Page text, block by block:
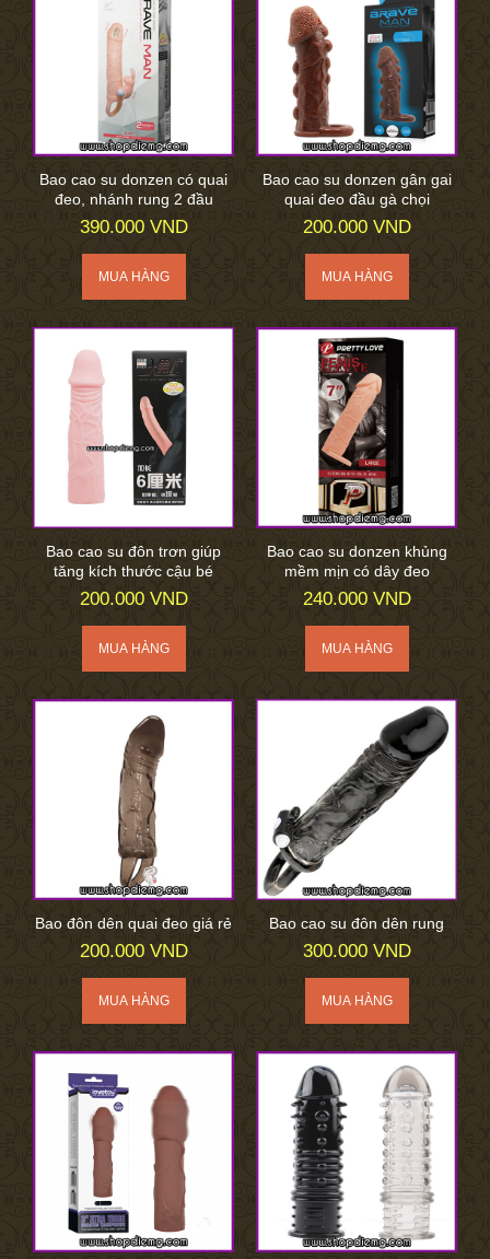
Bao cao su donzen có quai
đeo, nhánh rung 2 đầu
390.000 VND
Bao cao su donzen gân gai
quai đeo đầu gà chọi
200.000 VND
Bao cao su đôn trơn giúp
tăng kích thước cậu bé
200.000 VND
Bao cao su donzen khủng
mềm mịn có dây đeo
240.000 VND
Bao đôn dên quai đeo giá rẻ
200.000 VND
Bao cao su đôn dên rung
300.000 VND